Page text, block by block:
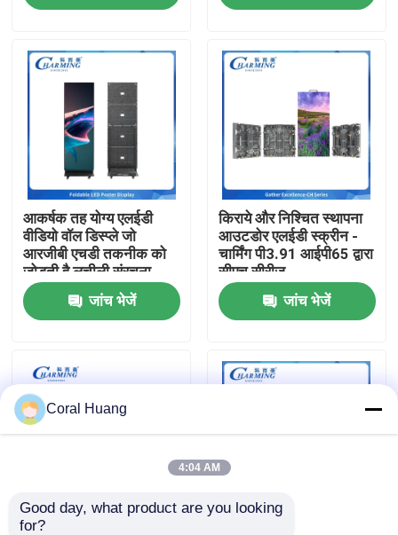
उत्पाद
वीआर दिखाएँ
हमारे बारे में
फैक्टरी यात्रा
गुणवत्ता नियंत्रण
समाचार
एलईडी वीडियो दीवार प्रदर्शन
आकर्षक तह योग्य एलईडी
वीडियो वॉल डिस्प्ले जो
आरजीबी एचडी तकनीक को
जोड़ती है लचीली संरचना
ऊर्जा संरक्षण और घटनाओं के
लिए एकदम सही ध्वनि प्रणाली
में निर्मित
जांच भेजें
किराये और निश्चित स्थापना
आउटडोर एलईडी स्क्रीन -
चार्मिंग पी3.91 आईपी65 द्वारा
सीएच सीरीज
जांच भेजें
आकर्षक जलरोधक आउटडोर
Coral Huang
4:04 AM
Good day, what product are you looking
for?